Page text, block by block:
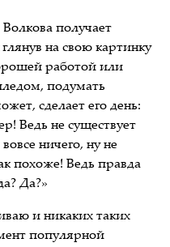
получает
на свою картинку
работой или
подумать
сделает его день:
Ведь не существует
ничего, ну не
похоже! Ведь правда
Да?»
и никаких таких
популярной